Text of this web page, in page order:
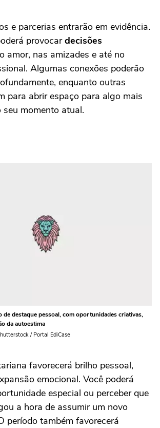
e parcerias entrarão em evidência.
provocardecisões
amor, nas amizades e até no
Algumas conexões poderão
enquanto outras
para abrir espaço para algo mais
momento atual.
de destaque pessoal, com oportunidades criativas,
da autoestima
/ Portal EdiCase
favorecerá brilho pessoal,
emocional. Você poderá
especial ou perceber que
a hora de assumir um novo
período também favorecerá